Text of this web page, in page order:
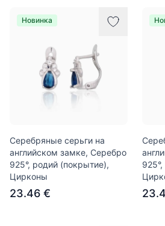
Новинка
Серебряные серьги на
английском замке, Серебро
925°, родий (покрытие),
Цирконы
23.46 €